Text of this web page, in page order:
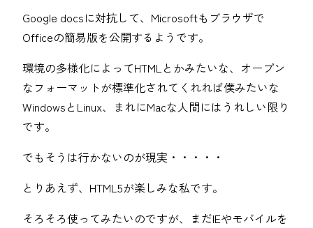
Google docsに対抗して、Microsoftもブラウザで
Officeの簡易版を公開するようです。
環境の多様化によってHTMLとかみたいな、オープン
なフォーマットが標準化されてくれれば僕みたいな
WindowsとLinux、まれにMacな人間にはうれしい限り
です。
でもそうは行かないのが現実・・・・・
とりあえず、HTML5が楽しみな私です。
そろそろ使ってみたいのですが、まだIEやモバイルを